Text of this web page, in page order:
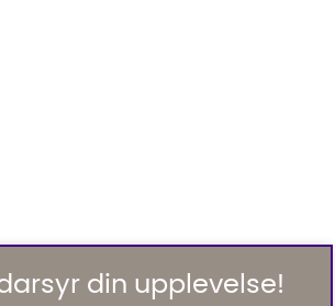
din upplevelse!